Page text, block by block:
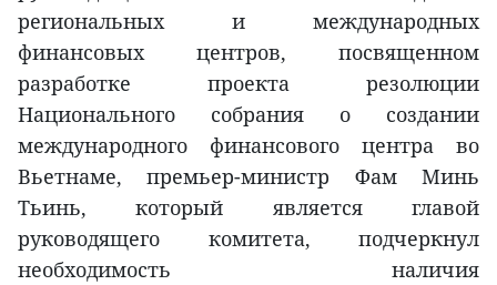
региональных и международных
финансовых центров, посвященном
разработке проекта резолюции
Национального собрания о создании
международного финансового центра во
Вьетнаме, премьер-министр Фам Минь
Тьинь, который является главой
руководящего комитета, подчеркнул
необходимость наличия